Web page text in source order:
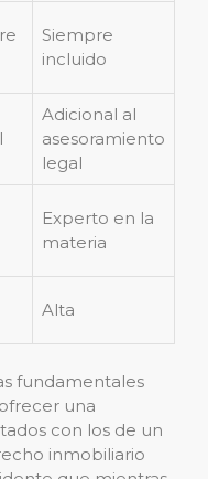
Siempre
incluido
Adicional al
asesoramiento
legal
Experto en la
materia
Alta
fundamentales
una
con los de un
inmobiliario